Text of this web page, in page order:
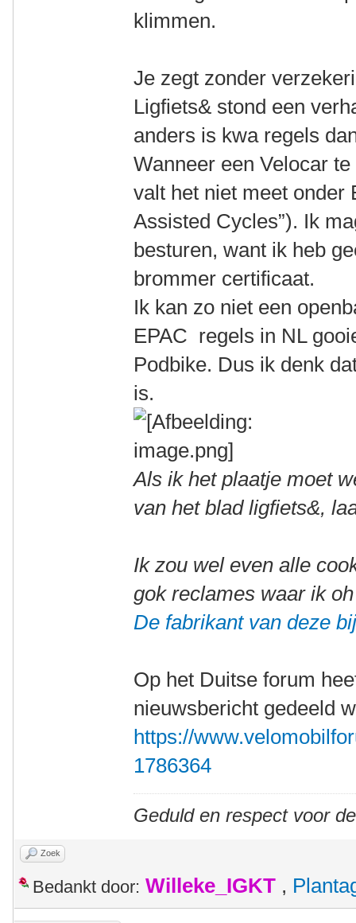
klimmen.
Je zegt zonder
Ligfiets& stond een
anders is kwa regels
Wanneer een Velocar
valt het niet meet
Assisted Cycles”). Ik
besturen, want ik heb
brommer certificaat.
Ik kan zo niet een
EPAC regels in NL
Podbike. Dus ik denk
is.
Als ik het plaatje moet
van het blad ligfiets&,
Ik zou wel even alle
gok reclames waar ik
De fabrikant van deze
Op het Duitse forum
nieuwsbericht gedeeld
https://
1786364
Geduld en respect voor
Zoek
Bedankt door: Willeke_IGKT ,